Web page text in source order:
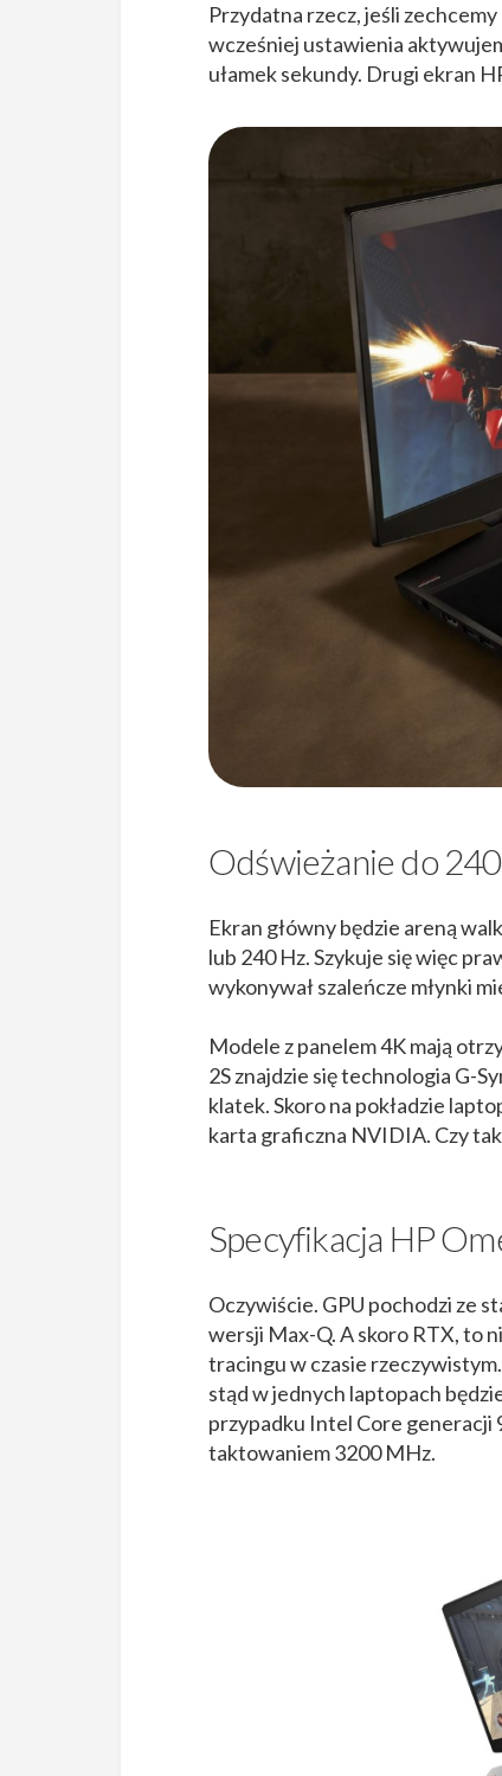
Przydatna rzecz, jeśli
wcześniej ustawienia
ułamek sekundy. Drugi ekran
Odświeżanie do
Ekran główny będzie areną
lub 240 Hz. Szykuje się więc
wykonywał szaleńcze młynki
Modele z panelem 4K mają
2S znajdzie się technologia G-
klatek. Skoro na pokładzie
karta graficzna NVIDIA. Czy
Specyfikacja HP
Oczywiście. GPU pochodzi ze
wersji Max-Q. A skoro RTX, to
tracingu w czasie
stąd w jednych laptopach
przypadku Intel Core generacji
taktowaniem 3200 MHz.